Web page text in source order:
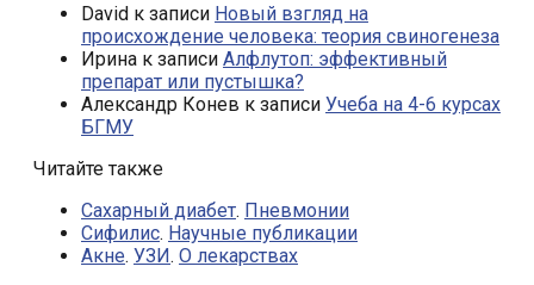
David к записи Новый взгляд на
происхождение человека: теория свиногенеза
Ирина к записи Алфлутоп: эффективный
препарат или пустышка?
Александр Конев к записи Учеба на 4-6 курсах
БГМУ
Читайте также
Сахарный диабет. Пневмонии
Сифилис. Научные публикации
Акне. УЗИ. О лекарствах